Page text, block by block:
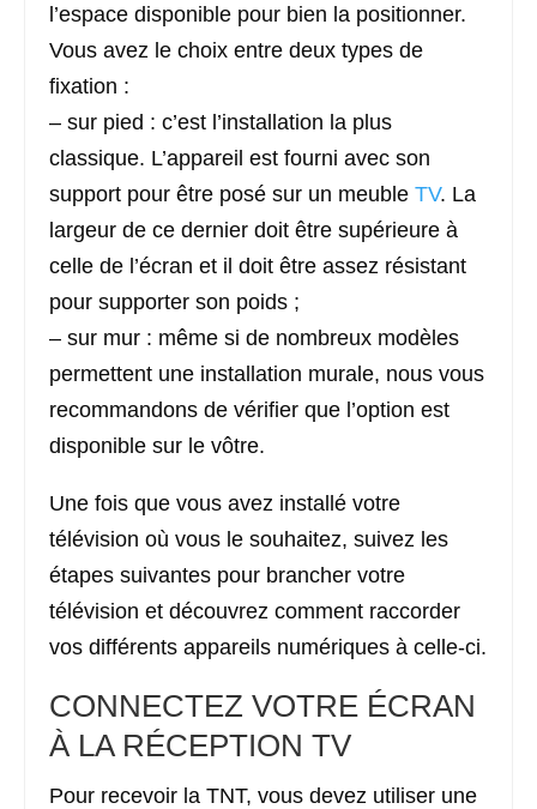
l’espace disponible pour bien la positionner.
Vous avez le choix entre deux types de
fixation :
– sur pied : c’est l’installation la plus
classique. L’appareil est fourni avec son
support pour être posé sur un meuble TV. La
largeur de ce dernier doit être supérieure à
celle de l’écran et il doit être assez résistant
pour supporter son poids ;
– sur mur : même si de nombreux modèles
permettent une installation murale, nous vous
recommandons de vérifier que l’option est
disponible sur le vôtre.
Une fois que vous avez installé votre
télévision où vous le souhaitez, suivez les
étapes suivantes pour brancher votre
télévision et découvrez comment raccorder
vos différents appareils numériques à celle-ci.
CONNECTEZ VOTRE ÉCRAN
À LA RÉCEPTION TV
Pour recevoir la TNT, vous devez utiliser une